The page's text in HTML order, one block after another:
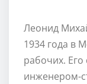
Леонид
1934 года в
рабочих.
инженером-